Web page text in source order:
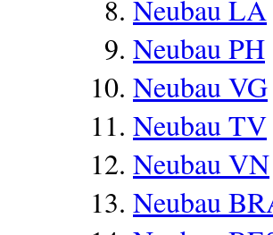
Neubau LA
Neubau PH
Neubau VG
Neubau TV
Neubau VN
Neubau